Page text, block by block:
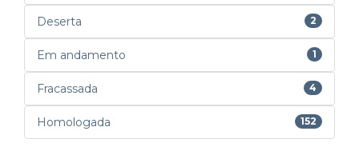
Deserta 2
Em andamento 1
Fracassada 4
Homologada 152